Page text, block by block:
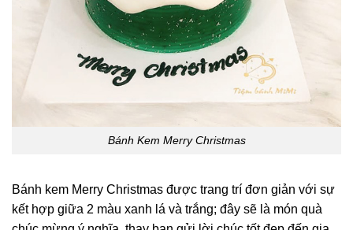
Bánh Kem Merry Christmas
Bánh kem Merry Christmas được trang trí đơn giản với sự
kết hợp giữa 2 màu xanh lá và trắng; đây sẽ là món quà